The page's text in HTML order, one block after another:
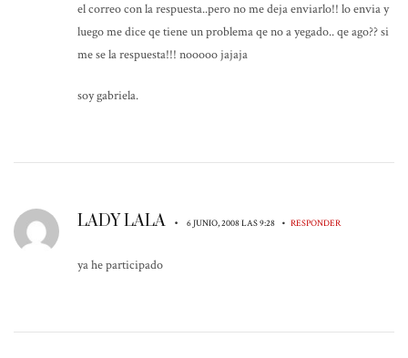
el correo con la respuesta..pero no me deja enviarlo!! lo envia y
luego me dice qe tiene un problema qe no a yegado.. qe ago?? si
me se la respuesta!!! nooooo jajaja
soy gabriela.
LADY LALA • 6 JUNIO, 2008 LAS 9:28 • RESPONDER
ya he participado